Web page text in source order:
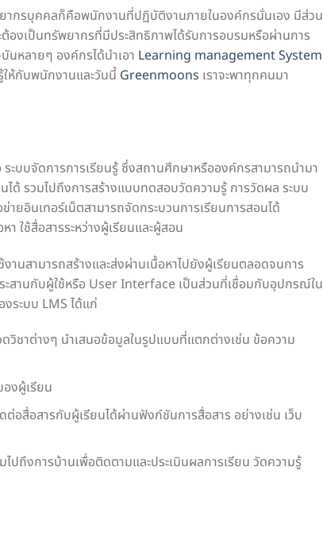
กรบุคคลก็คือพนักงานที่ปฏิบัติงานภายในองค์กรนั่นเอง มีส่วน
งเป็นทรัพยากรที่มีประสิทธิภาพได้รับการอบรมหรือผ่านการ
นหลายๆ องค์กรได้นำเอา Learning management System
ให้กับพนักงานและวันนี้ Greenmoons เราจะพาทุกคนมา
บบจัดการการเรียนรู้ ซึ่งสถานศึกษาหรือองค์กรสามารถนำมา
ด้ รวมไปถึงการสร้างแบบทดสอบวัดความรู้ การวัดผล ระบบ
ยอินเทอร์เน็ตสามารถจัดกระบวนการเรียนการสอนได้
ใช้สื่อสารระหว่างผู้เรียนและผู้สอน
นสามารถสร้างและส่งผ่านเนื้อหาไปยังผู้เรียนตลอดจนการ
สานกับผู้ใช้หรือ User Interface เป็นส่วนที่เชื่อมกับอุปกรณ์ใน
ระบบ LMS ได้แก่
วิชาต่างๆ นำเสนอข้อมูลในรูปแบบที่แตกต่างเช่น ข้อความ
งผู้เรียน
อสื่อสารกับผู้เรียนได้ผ่านฟังก์ชันการสื่อสาร อย่างเช่น เว็บ
ถึงการบ้านเพื่อติดตามและประเมินผลการเรียน วัดความรู้